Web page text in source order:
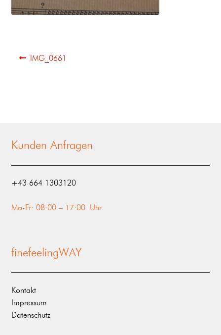
IMG_0661
Kunden Anfragen
‭+43 664 1303120‬
Mo-Fr: 08:00 – 17:00 Uhr
finefeelingWAY
Kontakt
Impressum
Datenschutz